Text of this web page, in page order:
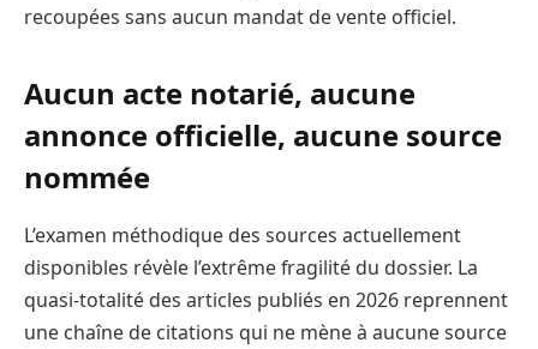
recoupées sans aucun mandat de vente officiel.
Aucun acte notarié, aucune
annonce officielle, aucune source
nommée
L’examen méthodique des sources actuellement
disponibles révèle l’extrême fragilité du dossier. La
quasi-totalité des articles publiés en 2026 reprennent
une chaîne de citations qui ne mène à aucune source